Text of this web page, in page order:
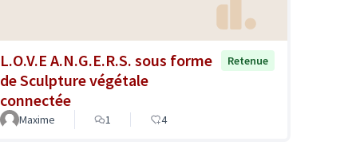
L.O.V.E A.N.G.E.R.S. sous forme
de Sculpture végétale
connectée
Retenue
Maxime 1 4